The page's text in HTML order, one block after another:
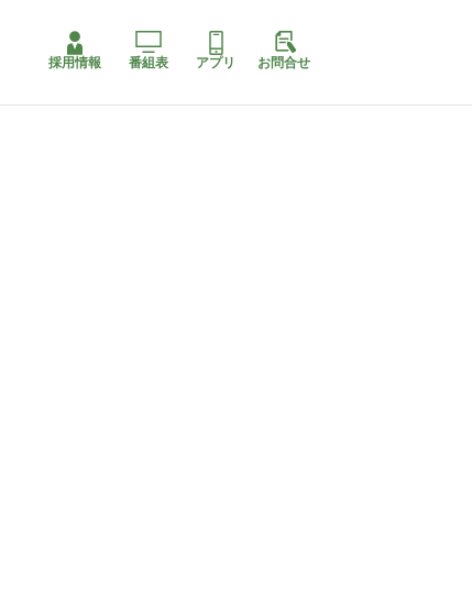
採用情報 番組表 アプリ お問合せ